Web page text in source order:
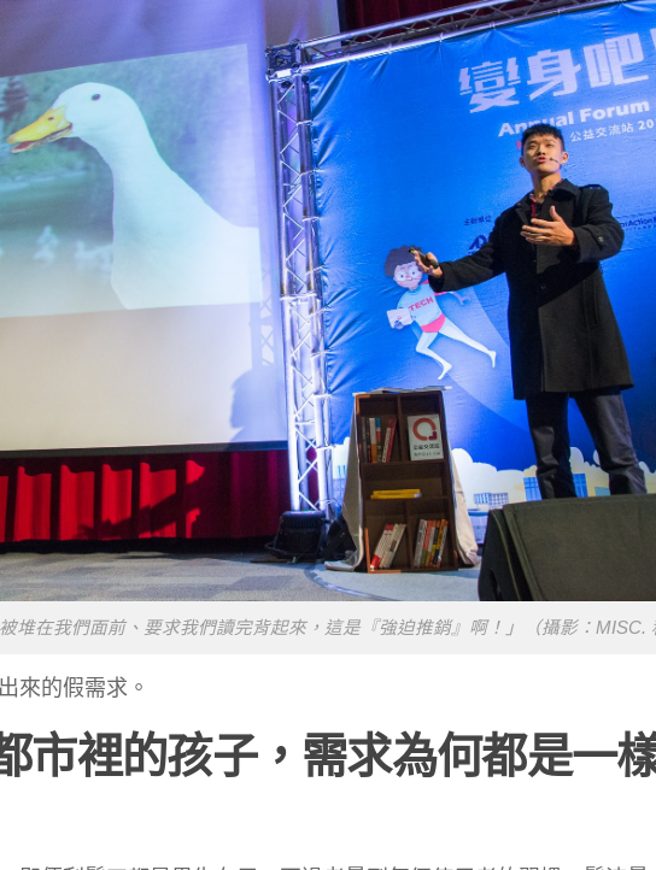
堆在我們面前、要求我們讀完背起來，這是『強迫推銷』啊！」（攝影：MISC.
來的假需求。
市裡的孩子，需求為何都是一